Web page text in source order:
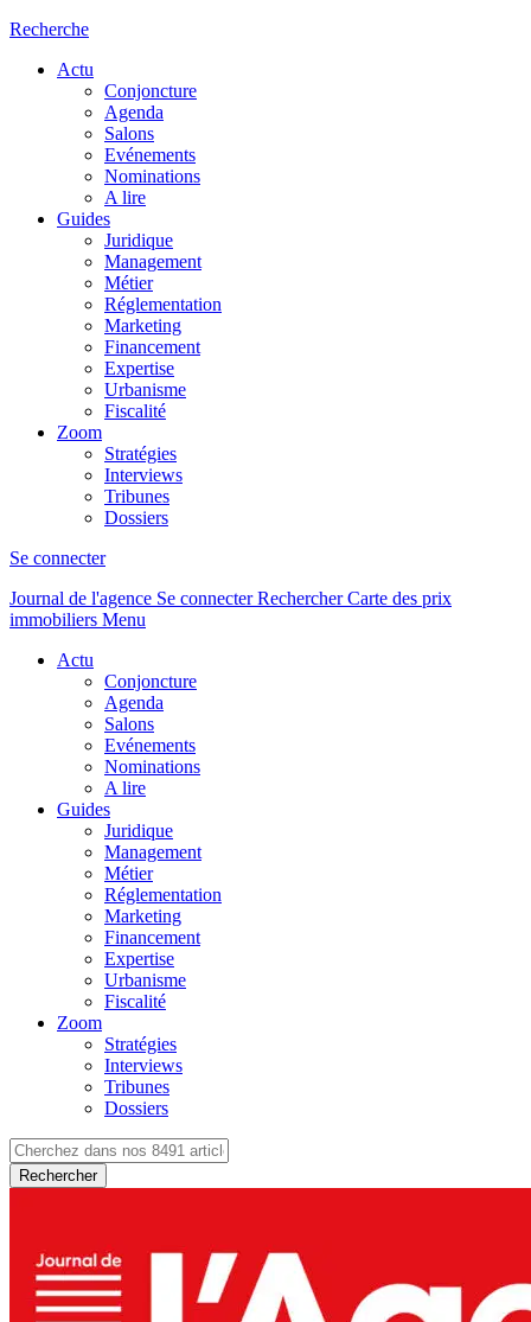
Recherche
Actu
Conjoncture
Agenda
Salons
Evénements
Nominations
A lire
Guides
Juridique
Management
Métier
Réglementation
Marketing
Financement
Expertise
Urbanisme
Fiscalité
Zoom
Stratégies
Interviews
Tribunes
Dossiers
Se connecter
Journal de l'agence Se connecterRechercher Carte des prix
immobiliers Menu
Actu
Conjoncture
Agenda
Salons
Evénements
Nominations
A lire
Guides
Juridique
Management
Métier
Réglementation
Marketing
Financement
Expertise
Urbanisme
Fiscalité
Zoom
Stratégies
Interviews
Tribunes
Dossiers
Rechercher